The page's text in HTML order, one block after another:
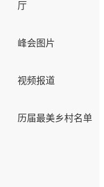
厅
峰会图片
视频报道
历届最美乡村名单